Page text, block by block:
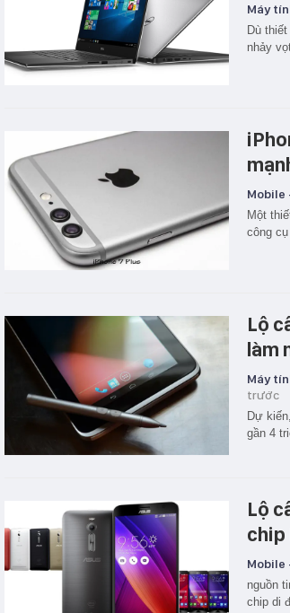
Máy
Dù
nhảy
Mobile
Một
công
Lộ
làm
Máy
trước
Dự
gần 4
Lộ
chip
Mobile
nguồn
chip di